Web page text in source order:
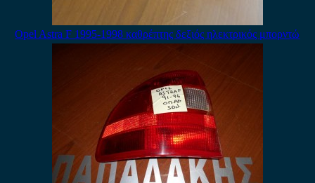
Opel Astra F 1995-1998 καθρέπτης δεξιός ηλεκτρικός μπορντώ